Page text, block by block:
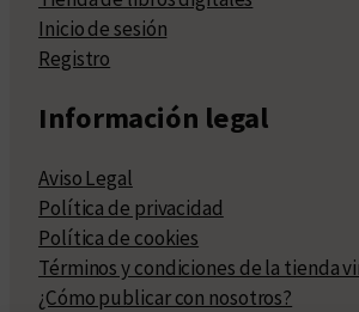
Inicio de sesión
Registro
Información legal
Aviso Legal
Política de privacidad
Política de cookies
Términos y condiciones de la tienda
¿Cómo publicar con nosotros?